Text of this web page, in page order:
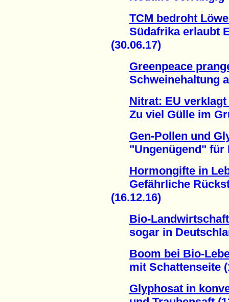
TCM bedroht
Südafrika erlaubt
(30.06.17)
Greenpeace
Schweinehaltung
Nitrat: EU verklagt
Zu viel Gülle im
Gen-Pollen und
"Ungenügend" für
Hormongifte in
Gefährliche
(16.12.16)
Bio-
sogar in
Boom bei Bio-
mit Schattenseite
Glyphosat in